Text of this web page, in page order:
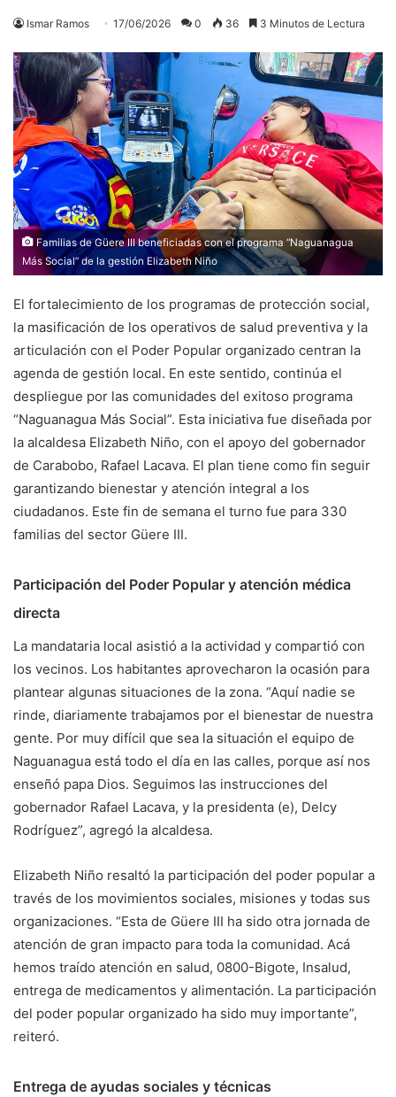
Ismar Ramos 17/06/2026 0 36 3 Minutos de Lectura
Familias de Güere III beneficiadas con el programa “Naguanagua
Más Social” de la gestión Elizabeth Niño
El fortalecimiento de los programas de protección social,
la masificación de los operativos de salud preventiva y la
articulación con el Poder Popular organizado centran la
agenda de gestión local. En este sentido, continúa el
despliegue por las comunidades del exitoso programa
“Naguanagua Más Social”. Esta iniciativa fue diseñada por
la alcaldesa Elizabeth Niño, con el apoyo del gobernador
de Carabobo, Rafael Lacava. El plan tiene como fin seguir
garantizando bienestar y atención integral a los
ciudadanos. Este fin de semana el turno fue para 330
familias del sector Güere III.
Participación del Poder Popular y atención médica
directa
La mandataria local asistió a la actividad y compartió con
los vecinos. Los habitantes aprovecharon la ocasión para
plantear algunas situaciones de la zona. “Aquí nadie se
rinde, diariamente trabajamos por el bienestar de nuestra
gente. Por muy difícil que sea la situación el equipo de
Naguanagua está todo el día en las calles, porque así nos
enseñó papa Dios. Seguimos las instrucciones del
gobernador Rafael Lacava, y la presidenta (e), Delcy
Rodríguez”, agregó la alcaldesa.
Elizabeth Niño resaltó la participación del poder popular a
través de los movimientos sociales, misiones y todas sus
organizaciones. “Esta de Güere III ha sido otra jornada de
atención de gran impacto para toda la comunidad. Acá
hemos traído atención en salud, 0800-Bigote, Insalud,
entrega de medicamentos y alimentación. La participación
del poder popular organizado ha sido muy importante”,
reiteró.
Entrega de ayudas sociales y técnicas